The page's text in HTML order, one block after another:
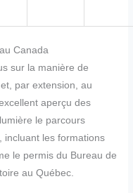
Canada
sur la manière de
par extension, au
aperçu des
le parcours
incluant les formations
le permis du Bureau de
au Québec.